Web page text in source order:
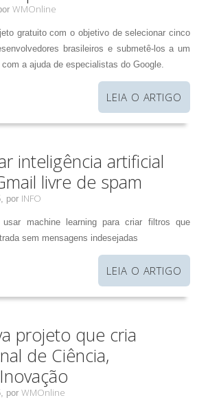
WMOnline
gratuito com o objetivo de selecionar cinco
brasileiros e submetê-los a um
a ajuda de especialistas do Google.
LEIA O ARTIGO
inteligência artificial
livre de spam
por INFO
machine learning para criar filtros que
sem mensagens indesejadas
LEIA O ARTIGO
projeto que cria
de Ciência,
por WMOnline